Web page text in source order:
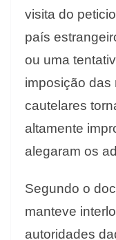
visita do
país
ou uma
imposição das
cautelares
altamente
alegaram os
Segundo o
manteve
autoridades